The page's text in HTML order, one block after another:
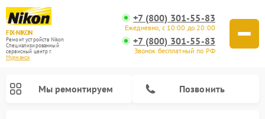
FIX-NIKON
Ремонт устройств Nikon
Специализированный
cервисный центр г.
Мурманск
+7 (800) 301-55-83
Ежедневно, с 10:00 до 20:00
+7 (800) 301-55-83
Звонок бесплатный по РФ
Мы ремонтируем Позвонить